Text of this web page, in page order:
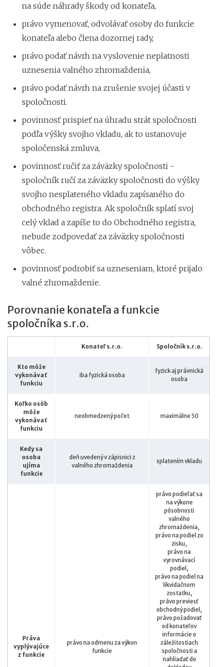
na súde náhrady škody od konateľa,
právo vymenovať, odvolávať osoby do funkcie
konateľa alebo člena dozornej rady,
právo podať návrh na vyslovenie neplatnosti
uznesenia valného zhromaždenia,
právo podať návrh na zrušenie svojej účasti v
spoločnosti.
povinnosť prispieť na úhradu strát spoločnosti
podľa výšky svojho vkladu, ak to ustanovuje
spoločenská zmluva,
povinnosť ručiť za záväzky spoločnosti -
spoločník ručí za záväzky spoločnosti do výšky
svojho nesplateného vkladu zapísaného do
obchodného registra. Ak spoločník splatí svoj
celý vklad a zapíše to do Obchodného registra,
nebude zodpovedať za záväzky spoločnosti
vôbec.
povinnosť podrobiť sa uzneseniam, ktoré prijalo
valné zhromaždenie.
Porovnanie konateľa a funkcie
spoločníka s.r.o.
Konateľ s.r.o. Spoločník s.r.o.
Kto môže
vykonávať
funkciu
iba fyzická osoba
fyzick aj právnická
osoba
Koľko osôb
môže
vykonávať
funkciu
neobmedzený počet maximálne 50
Kedy sa
osoba
ujíma
funkcie
deň uvedený v zápisnici z
valného zhromaždenia
splatením vkladu
Práva
vyplývajúce
z funkcie
právo na odmenu za výkon
funkcie
právo podieľať sa
na výkone
pôsobnosti
valného
zhromaždenia,
právo na podiel zo
zisku,
právo na
vyrovnávací
podiel,
právo na podiel na
likvidačnom
zostatku,
právo previesť
obchodný podiel,
právo požadovať
od konateľov
informácie o
záležitostiach
spoločnosti a
nahliadať do